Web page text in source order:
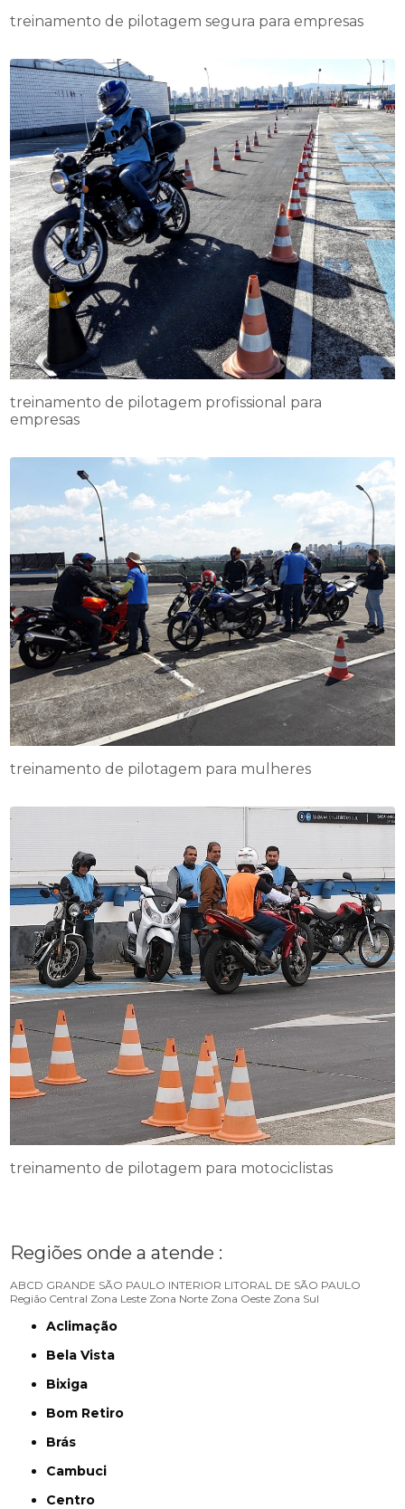
treinamento de pilotagem segura para empresas
treinamento de pilotagem profissional para
empresas
treinamento de pilotagem para mulheres
treinamento de pilotagem para motociclistas
Regiões onde a atende :
ABCD GRANDE SÃO PAULO INTERIOR LITORAL DE SÃO PAULO
Região Central Zona Leste Zona Norte Zona Oeste Zona Sul
Aclimação
Bela Vista
Bixiga
Bom Retiro
Brás
Cambuci
Centro